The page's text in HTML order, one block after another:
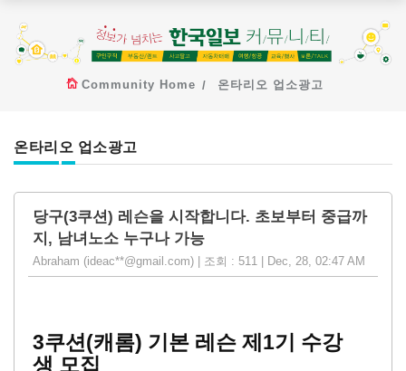
Community Home 온타리오 업소광고
온타리오 업소광고
당구(3쿠션) 레슨을 시작합니다. 초보부터 중급까
지, 남녀노소 누구나 가능
Abraham (ideac**@gmail.com) | 조회 : 511 | Dec, 28, 02:47 AM
3쿠션(캐롬) 기본 레슨 제1기 수강
생 모집